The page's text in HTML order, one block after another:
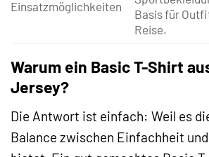
Einsatzmöglichkeiten
Basis für
Reise.
Warum ein Basic T-Shirt
Jersey?
Die Antwort ist einfach: Weil es
Balance zwischen Einfachheit